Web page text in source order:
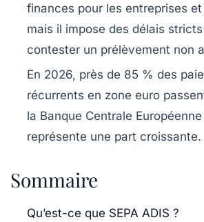
finances pour les entreprises
mais il impose des délais
contester un prélèvement non
En 2026, près de 85 % des
récurrents en zone euro
la Banque Centrale
représente une part croissante.
Sommaire
Qu’est-ce que SEPA ADIS ?